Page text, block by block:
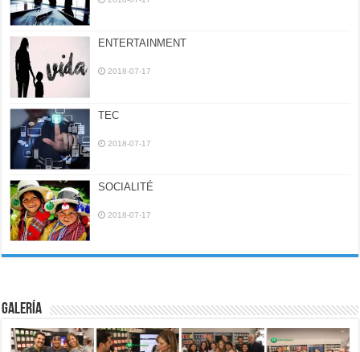
ENTERTAINMENT
2018-07-17
TEC
2018-07-17
SOCIALITÉ
2018-07-17
Galería